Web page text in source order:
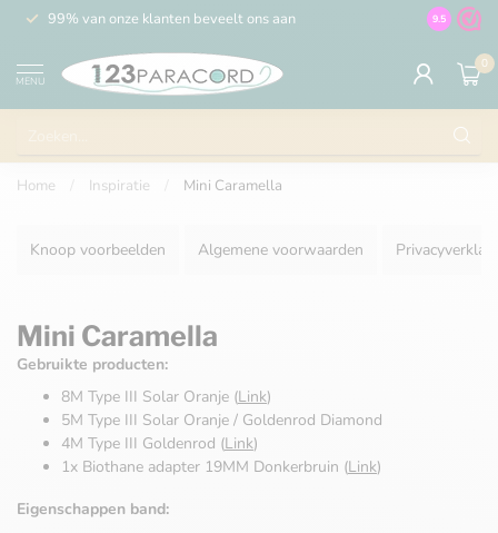
99% van onze klanten beveelt ons aan 100% de
9.5
MENU
0
Home Inspiratie Mini Caramella
Knoop voorbeelden Algemene voorwaarden
Mini Caramella
Gebruikte producten:
8M Type III Solar Oranje (Link)
5M Type III Solar Oranje / Goldenrod Diamond
4M Type III Goldenrod (Link)
1x Biothane adapter 19MM Donkerbruin (Link)
Eigenschappen band: